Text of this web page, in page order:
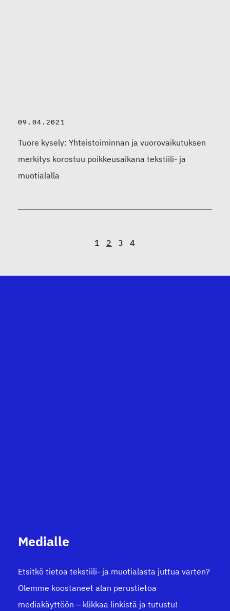
09.04.2021
Tuore kysely: Yhteistoiminnan ja vuorovaikutuksen
merkitys korostuu poikkeusaikana tekstiili- ja
muotialalla
A
u
s
1 2 3 4
Medialle
Etsitkö tietoa tekstiili- ja muotialasta juttua varten?
Olemme koostaneet alan perustietoa
mediakäyttöön – klikkaa linkistä ja tutustu!